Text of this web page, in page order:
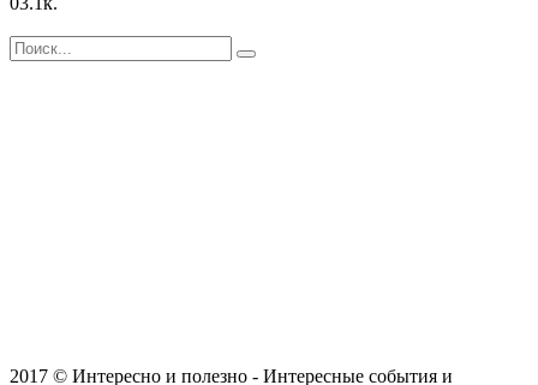
Search
for:
2017 © Интересно и полезно - Интересные события и